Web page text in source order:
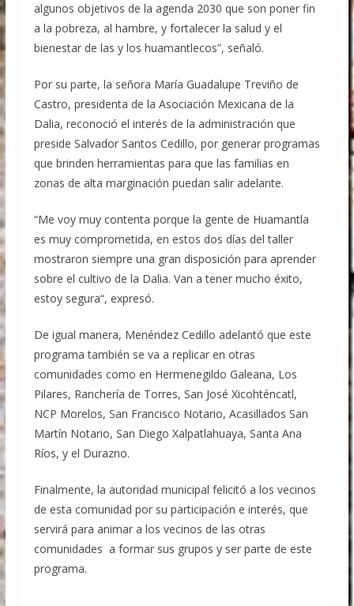
algunos objetivos de la agenda 2030 que son poner fin
a la pobreza, al hambre, y fortalecer la salud y el
bienestar de las y los huamantlecos”, señaló.
Por su parte, la señora María Guadalupe Treviño de
Castro, presidenta de la Asociación Mexicana de la
Dalia, reconoció el interés de la administración que
preside Salvador Santos Cedillo, por generar programas
que brinden herramientas para que las familias en
zonas de alta marginación puedan salir adelante.
“Me voy muy contenta porque la gente de Huamantla
es muy comprometida, en estos dos días del taller
mostraron siempre una gran disposición para aprender
sobre el cultivo de la Dalia. Van a tener mucho éxito,
estoy segura“, expresó.
De igual manera, Menéndez Cedillo adelantó que este
programa también se va a replicar en otras
comunidades como en Hermenegildo Galeana, Los
Pilares, Ranchería de Torres, San José Xicohténcatl,
NCP Morelos, San Francisco Notario, Acasillados San
Martín Notario, San Diego Xalpatlahuaya, Santa Ana
Ríos, y el Durazno.
Finalmente, la autoridad municipal felicitó a los vecinos
de esta comunidad por su participación e interés, que
servirá para animar a los vecinos de las otras
comunidades a formar sus grupos y ser parte de este
programa.